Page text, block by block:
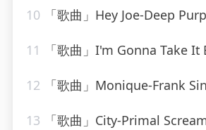
10 「歌曲」Hey Joe-Deep
11 「歌曲」I'm Gonna Take It
12 「歌曲」Monique-Frank
13 「歌曲」City-Primal